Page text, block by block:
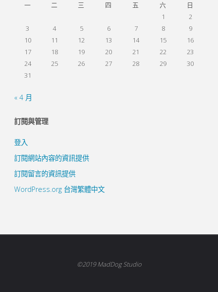
一
二 三 四 五 六
日
1
2
3
4 5 6 7 8
9
10
11 12 13 14 15
16
17
18 19 20 21 22
23
24
25 26 27 28 29
30
31
« 4 月
訂閱與管理
登入
訂閱網站內容的資訊提供
訂閱留言的資訊提供
WordPress.org 台灣繁體中文
©2019 MadDog Studio